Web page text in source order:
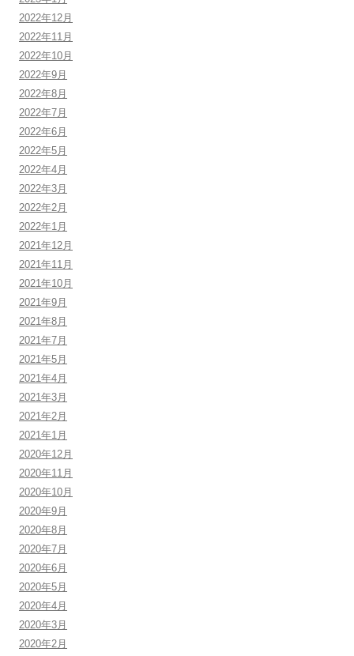
2022年12月
2022年11月
2022年10月
2022年9月
2022年8月
2022年7月
2022年6月
2022年5月
2022年4月
2022年3月
2022年2月
2022年1月
2021年12月
2021年11月
2021年10月
2021年9月
2021年8月
2021年7月
2021年5月
2021年4月
2021年3月
2021年2月
2021年1月
2020年12月
2020年11月
2020年10月
2020年9月
2020年8月
2020年7月
2020年6月
2020年5月
2020年4月
2020年3月
2020年2月